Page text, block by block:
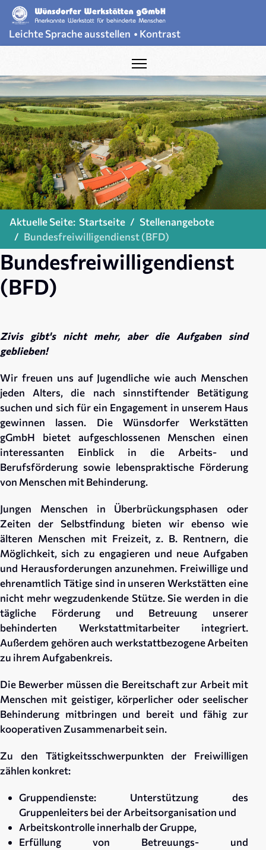
Leichte Sprache ausstellen • Kontrast
Aktuelle Seite: Startseite
Stellenangebote
Bundesfreiwilligendienst (BFD)
Bundesfreiwilligendienst
(BFD)
Zivis gibt's nicht mehr, aber die Aufgaben sind
geblieben!
Wir freuen uns auf Jugendliche wie auch Menschen
jeden Alters, die nach sinnstiftender Betätigung
suchen und sich für ein Engagement in unserem Haus
gewinnen lassen. Die Wünsdorfer Werkstätten
gGmbH bietet aufgeschlossenen Menschen einen
interessanten Einblick in die Arbeits- und
Berufsförderung sowie lebenspraktische Förderung
von Menschen mit Behinderung.
Jungen Menschen in Überbrückungsphasen oder
Zeiten der Selbstfindung bieten wir ebenso wie
älteren Menschen mit Freizeit, z. B. Rentnern, die
Möglichkeit, sich zu engagieren und neue Aufgaben
und Herausforderungen anzunehmen. Freiwillige und
ehrenamtlich Tätige sind in unseren Werkstätten eine
nicht mehr wegzudenkende Stütze. Sie werden in die
tägliche Förderung und Betreuung unserer
behinderten Werkstattmitarbeiter integriert.
Außerdem gehören auch werkstattbezogene Arbeiten
zu ihrem Aufgabenkreis.
Die Bewerber müssen die Bereitschaft zur Arbeit mit
Menschen mit geistiger, körperlicher oder seelischer
Behinderung mitbringen und bereit und fähig zur
kooperativen Zusammenarbeit sein.
Zu den Tätigkeitsschwerpunkten der Freiwilligen
zählen konkret:
Gruppendienste: Unterstützung des
Gruppenleiters bei der Arbeitsorganisation und
Arbeitskontrolle innerhalb der Gruppe,
Erfüllung von Betreuungs- und